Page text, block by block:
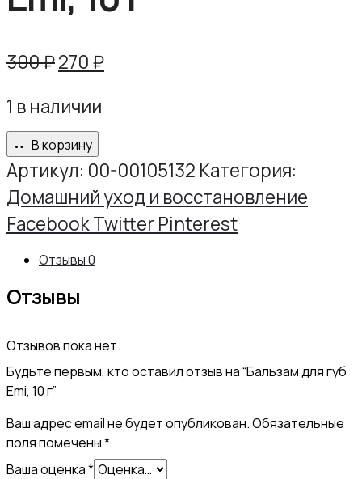
300₽Первоначальная
составляла
300 ₽.
270₽Текущая
1 в наличии
В корзину
Артикул: 00-00105132 Категория:
Домашний уход и восстановление
Share
FacebookTwitter Pinterest
Отзывы0
Отзывы
Отзывов пока нет.
Будьте первым, кто оставил отзыв на “Бальзам для губ
Emi, 10 г”
Ваш адрес email не будет опубликован.Обязательные
поля помечены*
Ваша оценка*